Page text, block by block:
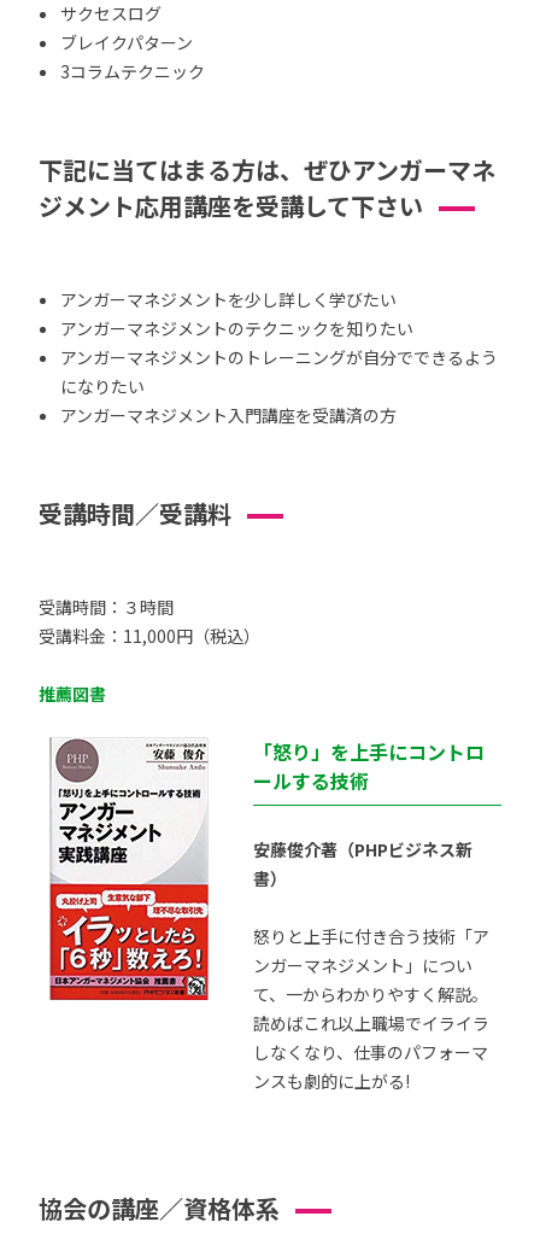
サクセスログ
ブレイクパターン
3コラムテクニック
下記に当てはまる方は、ぜひアンガーマネ
ジメント応用講座を受講して下さい
アンガーマネジメントを少し詳しく学びたい
アンガーマネジメントのテクニックを知りたい
アンガーマネジメントのトレーニングが自分でできるよう
になりたい
アンガーマネジメント入門講座を受講済の方
受講時間／受講料
受講時間：３時間
受講料金：11,000円（税込）
推薦図書
「怒り」を上手にコントロ
ールする技術
安藤俊介著（PHPビジネス新
書）
怒りと上手に付き合う技術「ア
ンガーマネジメント」につい
て、一からわかりやすく解説。
読めばこれ以上職場でイライラ
しなくなり、仕事のパフォーマ
ンスも劇的に上がる!
協会の講座／資格体系